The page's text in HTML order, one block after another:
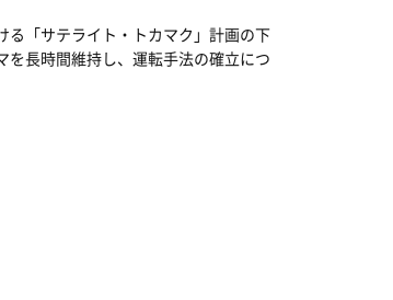
る「サテライト・トカマク」計画の下
を長時間維持し、運転手法の確立につ